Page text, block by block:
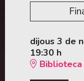
dijous 3 de
19:30 h